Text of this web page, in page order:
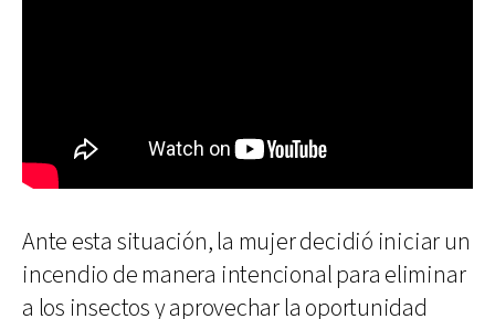
Ante esta situación, la mujer decidió iniciar un
incendio de manera intencional para eliminar
a los insectos y aprovechar la oportunidad